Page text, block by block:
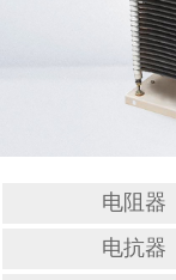
电阻器
电抗器